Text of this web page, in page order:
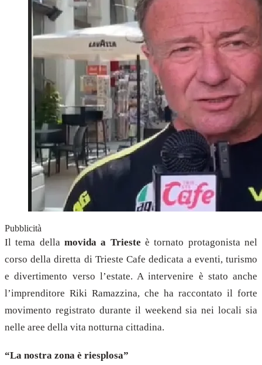
Pubblicità
Il tema della movida a Trieste è tornato protagonista nel
corso della diretta di Trieste Cafe dedicata a eventi, turismo
e divertimento verso l’estate. A intervenire è stato anche
l’imprenditore Riki Ramazzina, che ha raccontato il forte
movimento registrato durante il weekend sia nei locali sia
nelle aree della vita notturna cittadina.
“La nostra zona è riesplosa”